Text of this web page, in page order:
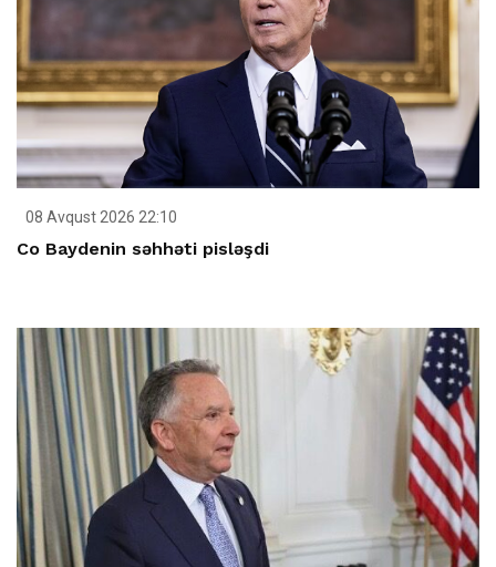
08 Avqust 2026 22:10
Co Baydenin səhhəti pisləşdi